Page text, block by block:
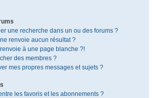
une recherche dans un ou des forums ?
renvoie aucun résultat ?
à une page blanche ?!
des membres ?
mes propres messages et sujets ?
les favoris et les abonnements ?